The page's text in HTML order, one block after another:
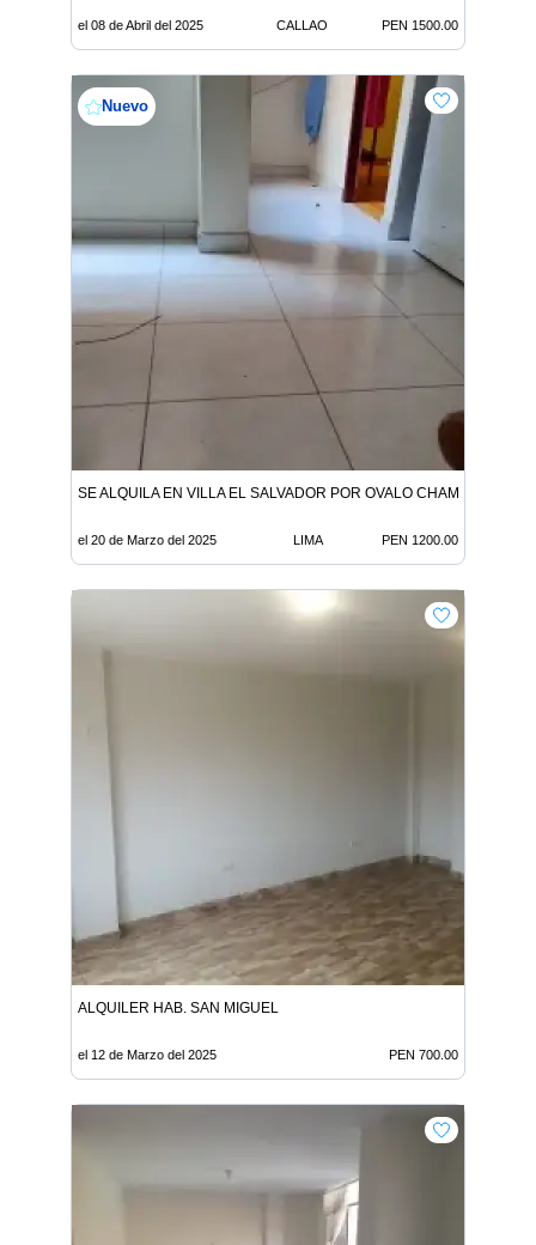
el 08 de Abril del 2025 CALLAO PEN 1500.00
Nuevo
SE ALQUILA EN VILLA EL SALVADOR POR OVALO CHAMA
el 20 de Marzo del 2025 LIMA PEN 1200.00
ALQUILER HAB. SAN MIGUEL
el 12 de Marzo del 2025 PEN 700.00